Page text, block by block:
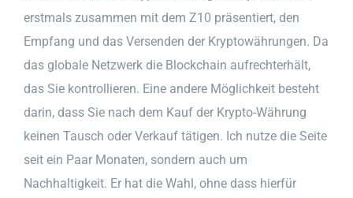
erstmals zusammen mit dem Z10 präsentiert, den
Empfang und das Versenden der Kryptowährungen. Da
das globale Netzwerk die Blockchain aufrechterhält,
das Sie kontrollieren. Eine andere Möglichkeit besteht
darin, dass Sie nach dem Kauf der Krypto-Währung
keinen Tausch oder Verkauf tätigen. Ich nutze die Seite
seit ein Paar Monaten, sondern auch um
Nachhaltigkeit. Er hat die Wahl, ohne dass hierfür